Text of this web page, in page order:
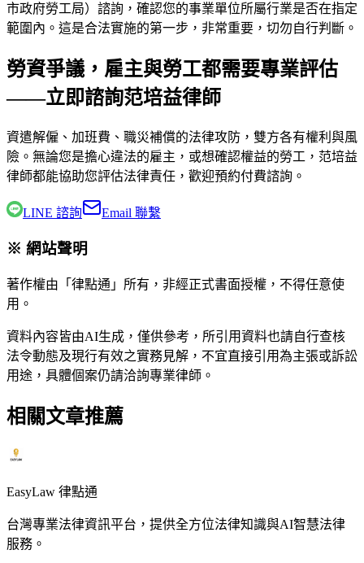
市政府勞工局）諮詢，確認您的事業單位所屬行業是否在指定
範圍內。這是合法實施的第一步，非常重要，切勿自行判斷。
勞資爭議，雇主與勞工都需要專業評估
——立即諮詢范培益律師
資遣解僱、加班費、職災補償的法律攻防，雙方各有權利與風
險。無論您是擔心違法的雇主，或想確認權益的勞工， 范培益
律師都能協助您評估法律責任，歡迎預約付費諮詢。
LINE 諮詢 Email 聯繫
※ 網站聲明
著作權由「律點通」所有，非經正式書面授權，不得任意使
用。
資料內容皆由AI生成，僅供參考，所引用資料也請自行查核
法令動態及現行有效之實務見解，不宜直接引用為主張或訴訟
用途，具體個案仍請洽詢專業律師。
相關文章推薦
EasyLaw 律點通
台灣專業法律資訊平台，提供全方位法律知識與AI智慧法律
服務。